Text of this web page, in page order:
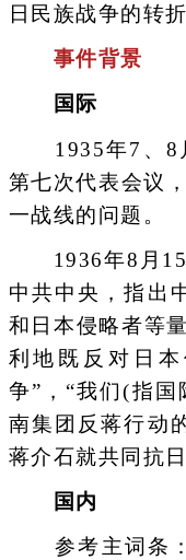
日民族战争的转折
事件背景
国际
1935年7、8
第七次代表会议
一战线的问题。
1936年8月15
中共中央，指出
和日本侵略者等
利地既反对日
争”，“我们(指
南集团反蒋行动
蒋介石就共同抗
国内
参考主词条：